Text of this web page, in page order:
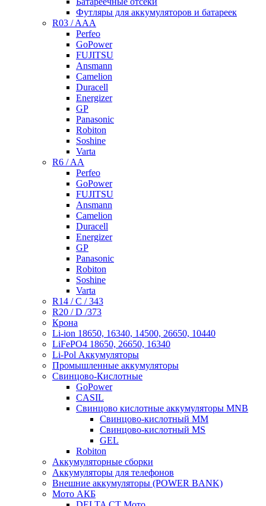
Футляры для аккумуляторов и батареек
R03 / AAA
Perfeo
GoPower
FUJITSU
Ansmann
Camelion
Duracell
Energizer
GP
Panasonic
Robiton
Soshine
Varta
R6 / AA
Perfeo
GoPower
FUJITSU
Ansmann
Camelion
Duracell
Energizer
GP
Panasonic
Robiton
Soshine
Varta
R14 / C / 343
R20 / D /373
Крона
Li-ion 18650, 16340, 14500, 26650, 10440
LiFePO4 18650, 26650, 16340
Li-Pol Аккумуляторы
Промышленные аккумуляторы
Свинцово-Кислотные
GoPower
CASIL
Свинцово кислотные аккумуляторы MNB
Cвинцово-кислотный MM
Cвинцово-кислотный MS
GEL
Robiton
Аккумуляторные сборки
Аккумуляторы для телефонов
Внешние аккумуляторы (POWER BANK)
Мото АКБ